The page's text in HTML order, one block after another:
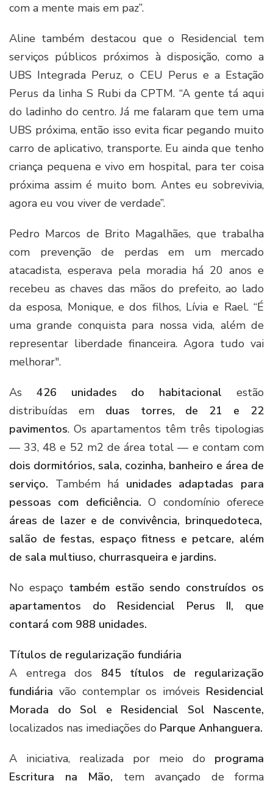
com a mente mais em paz”.
Aline também destacou que o Residencial tem
serviços públicos próximos à disposição, como a
UBS Integrada Peruz, o CEU Perus e a Estação
Perus da linha S Rubi da CPTM. “A gente tá aqui
do ladinho do centro. Já me falaram que tem uma
UBS próxima, então isso evita ficar pegando muito
carro de aplicativo, transporte. Eu ainda que tenho
criança pequena e vivo em hospital, para ter coisa
próxima assim é muito bom. Antes eu sobrevivia,
agora eu vou viver de verdade”.
Pedro Marcos de Brito Magalhães, que trabalha
com prevenção de perdas em um mercado
atacadista, esperava pela moradia há 20 anos e
recebeu as chaves das mãos do prefeito, ao lado
da esposa, Monique, e dos filhos, Lívia e Rael. “É
uma grande conquista para nossa vida, além de
representar liberdade financeira. Agora tudo vai
melhorar".
As 426 unidades do habitacional estão
distribuídas emduas torres, de 21 e 22
pavimentos. Os apartamentos têm três tipologias
— 33, 48 e 52 m2 de área total — e contam com
dois dormitórios, sala, cozinha, banheiro e área de
serviço. Também há unidades adaptadas para
pessoas com deficiência.O condomínio oferece
áreas de lazer e de convivência, brinquedoteca,
salão de festas, espaço fitness e petcare, além
de sala multiuso, churrasqueira e jardins.
No espaço também estão sendo construídos os
apartamentos do Residencial Perus II, que
contará com 988 unidades.
Títulos de regularização fundiária
A entrega dos 845 títulos de regularização
fundiária vão contemplar os imóveis Residencial
Morada do Sol e Residencial Sol Nascente,
localizados nas imediações do Parque Anhanguera.
A iniciativa, realizada por meio do programa
Escritura na Mão, tem avançado de forma